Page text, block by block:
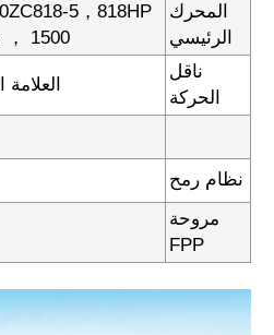
المحرك
الرئيسي
5，818HP
， 1500 دورة في الدقيقة
ناقل
الحركة
نظام رمح
مروحة
FPP